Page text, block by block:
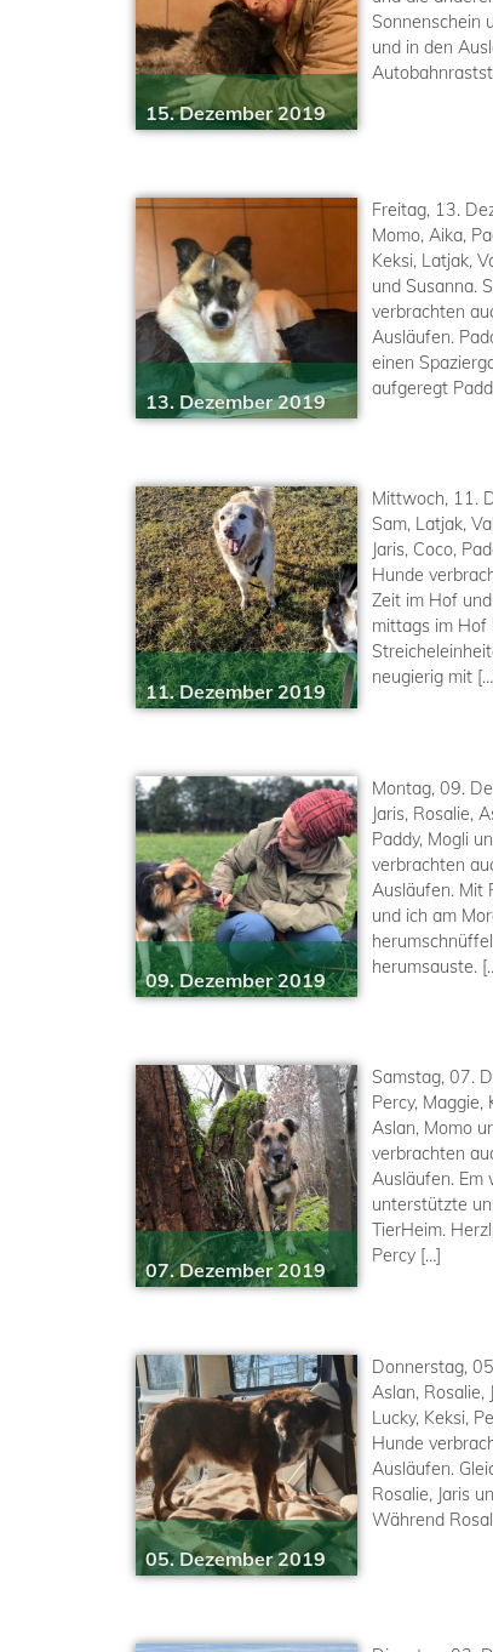
15. Dezember 2019
Sonnenschein
und in den
13. Dezember 2019
Freitag, 13.
Momo, Aika,
Keksi, Latjak,
und Susanna.
verbrachten
Ausläufen.
einen
aufgeregt
11. Dezember 2019
Mittwoch, 11.
Sam, Latjak,
Jaris, Coco,
Hunde
Zeit im Hof
mittags im Hof
neugierig mit
09. Dezember 2019
Montag, 09.
Jaris, Rosalie,
Paddy, Mogli
verbrachten
Ausläufen. Mit
und ich am
herumsauste.
07. Dezember 2019
Samstag, 07.
Percy, Maggie,
Aslan, Momo
verbrachten
Ausläufen. Em
unterstützte
TierHeim.
Percy […]
05. Dezember 2019
Donnerstag,
Aslan, Rosalie,
Lucky, Keksi,
Hunde
Ausläufen.
Rosalie, Jaris
Während